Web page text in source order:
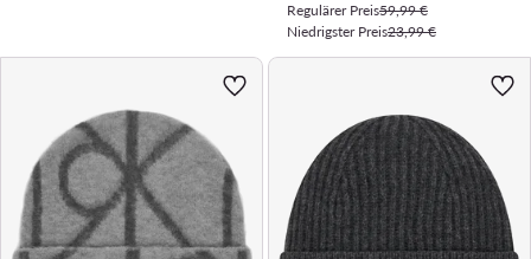
Regulärer Preis59,99 €
Niedrigster Preis23,99 €